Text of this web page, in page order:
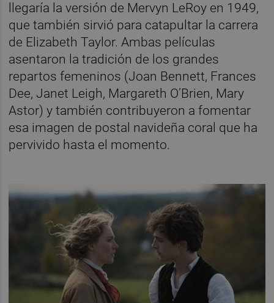
llegaría la versión de Mervyn LeRoy en 1949,
que también sirvió para catapultar la carrera
de Elizabeth Taylor. Ambas películas
asentaron la tradición de los grandes
repartos femeninos (Joan Bennett, Frances
Dee, Janet Leigh, Margareth O’Brien, Mary
Astor) y también contribuyeron a fomentar
esa imagen de postal navideña coral que ha
pervivido hasta el momento.